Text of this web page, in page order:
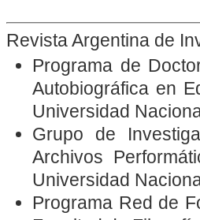
Revista Argentina de
Programa de
Autobiográfica en
Universidad
Grupo de
Archivos
Universidad
Programa Red de